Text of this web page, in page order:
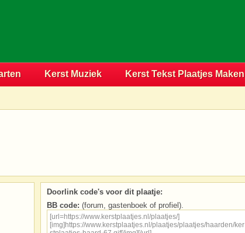
Kerst Muziek Kerst Tekst Plaatjes Maken
Doorlink code's voor dit plaatje:
BB code: (forum, gastenboek of profiel).